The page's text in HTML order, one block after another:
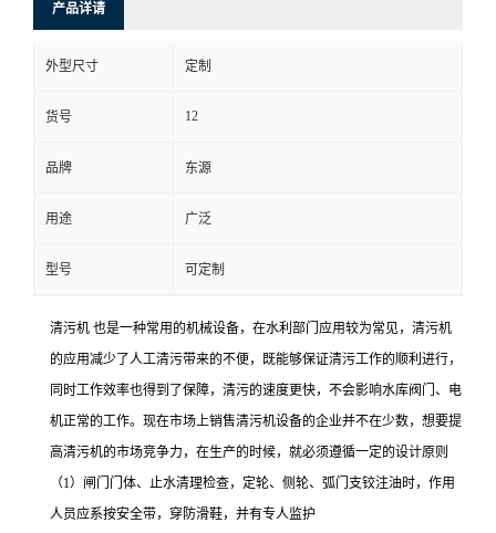
产品详请
外型尺寸 定制
货号 12
品牌 东源
用途 广泛
型号 可定制
清污机 也是一种常用的机械设备，在水利部门应用较为常见，清污机
的应用减少了人工清污带来的不便，既能够保证清污工作的顺利进行，
同时工作效率也得到了保障，清污的速度更快，不会影响水库阀门、电
机正常的工作。现在市场上销售清污机设备的企业并不在少数，想要提
高清污机的市场竞争力，在生产的时候，就必须遵循一定的设计原则
（1）闸门门体、止水清理检查，定轮、侧轮、弧门支铰注油时，作用
人员应系按安全带，穿防滑鞋，并有专人监护